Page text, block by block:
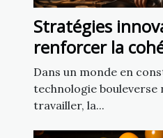
Stratégies
renforcer la
via la réalité
Dans un monde en
technologie bouleverse
travailler, la...